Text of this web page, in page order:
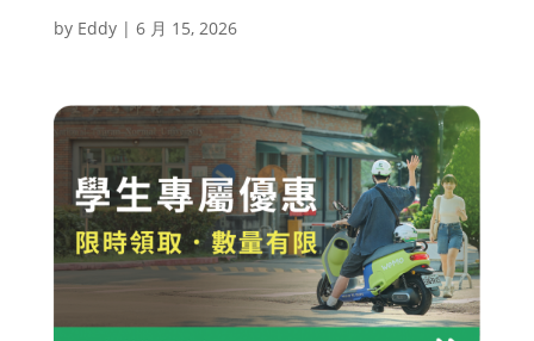
by Eddy| 6 月 15, 2026